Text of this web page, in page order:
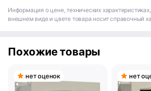
Информация о цене, технических
внешнем виде и цвете товара носит справочный
Похожие товары
нет оценок нет